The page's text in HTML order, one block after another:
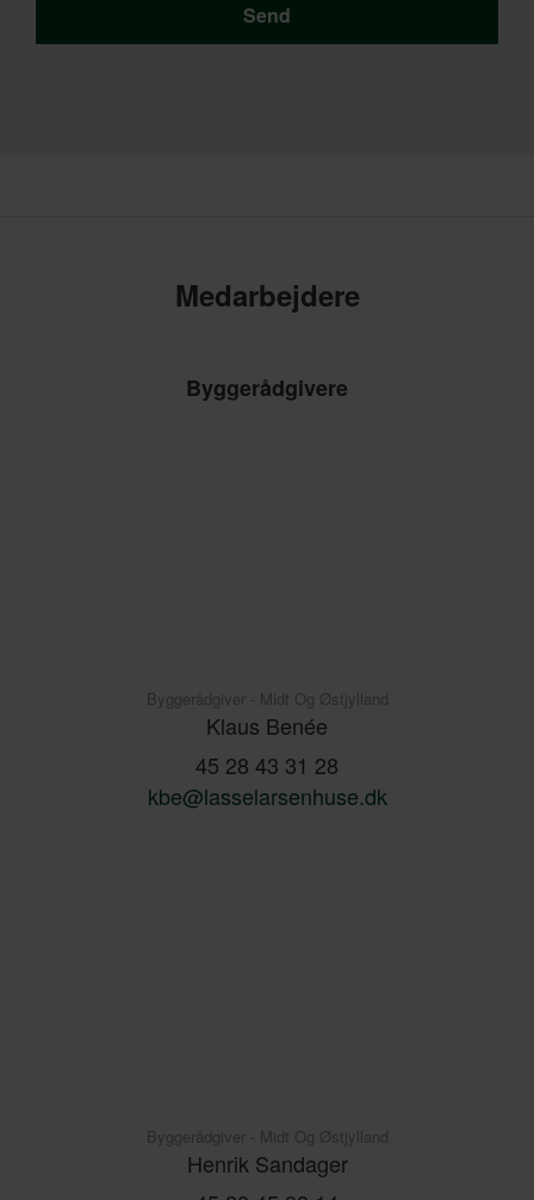
Send
Medarbejdere
Byggerådgivere
Byggerådgiver - Midt Og Østjylland
Klaus Benée
45 28 43 31 28
kbe@lasselarsenhuse.dk
Byggerådgiver - Midt Og Østjylland
Henrik Sandager